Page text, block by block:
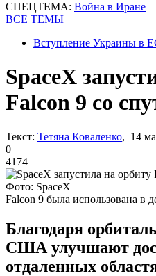
СПЕЦТЕМА: Война в Иране
ВСЕ ТЕМЫ
Вступление Украины в
SpaceX
Falcon 9 со
Текст: Тетяна Коваленко, 14
0
4174
Фото: SpaceX
Falcon 9 была использована в
Благодаря
США улучшают
отдаленных